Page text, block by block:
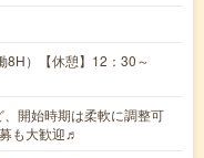
8H）【休憩】12：30～
開始時期は柔軟に調整可
も大歓迎♬